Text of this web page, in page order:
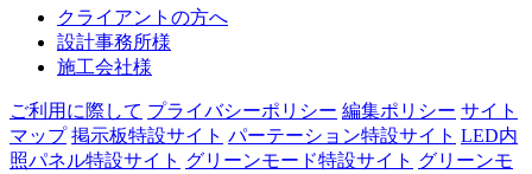
クライアントの方へ
設計事務所様
施工会社様
ご利用に際して プライバシーポリシー 編集ポリシー サイト
マップ 掲示板特設サイト パーテーション特設サイト LED内
照パネル特設サイト グリーンモード特設サイト グリーンモ